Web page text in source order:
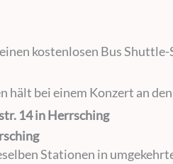
kostenlosen Bus
hält bei einem Konzert an
14 in Herrsching
Stationen in